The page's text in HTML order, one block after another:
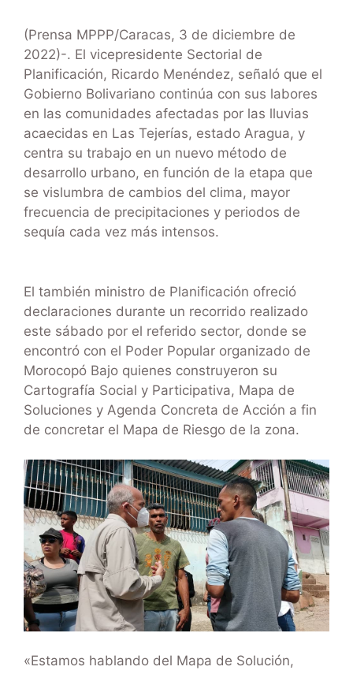
(Prensa MPPP/Caracas, 3 de diciembre de
2022)-. El vicepresidente Sectorial de
Planificación, Ricardo Menéndez, señaló que el
Gobierno Bolivariano continúa con sus labores
en las comunidades afectadas por las lluvias
acaecidas en Las Tejerías, estado Aragua, y
centra su trabajo en un nuevo método de
desarrollo urbano, en función de la etapa que
se vislumbra de cambios del clima, mayor
frecuencia de precipitaciones y periodos de
sequía cada vez más intensos.
El también ministro de Planificación ofreció
declaraciones durante un recorrido realizado
este sábado por el referido sector, donde se
encontró con el Poder Popular organizado de
Morocopó Bajo quienes construyeron su
Cartografía Social y Participativa, Mapa de
Soluciones y Agenda Concreta de Acción a fin
de concretar el Mapa de Riesgo de la zona.
«Estamos hablando del Mapa de Solución,